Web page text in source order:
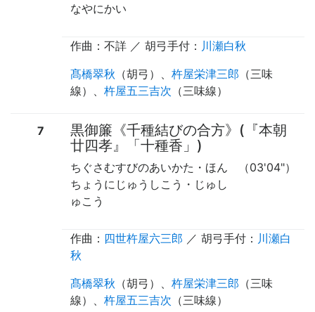
なやにかい
作曲：不詳 ／ 胡弓手付 ： 川瀬白秋
髙橋翠秋 （胡弓 ）、 杵屋栄津三郎 （三味
線）、 杵屋五三吉次 （三味線）
7
黒御簾《千種結びの合方》(『本朝
廿四孝』「十種香」)
（03'04"）
ちぐさむすびのあいかた・ほん
ちょうにじゅうしこう・じゅし
ゅこう
作曲： 四世杵屋六三郎 ／ 胡弓手付 ： 川瀬白
秋
髙橋翠秋 （胡弓 ）、 杵屋栄津三郎 （三味
線）、 杵屋五三吉次 （三味線）